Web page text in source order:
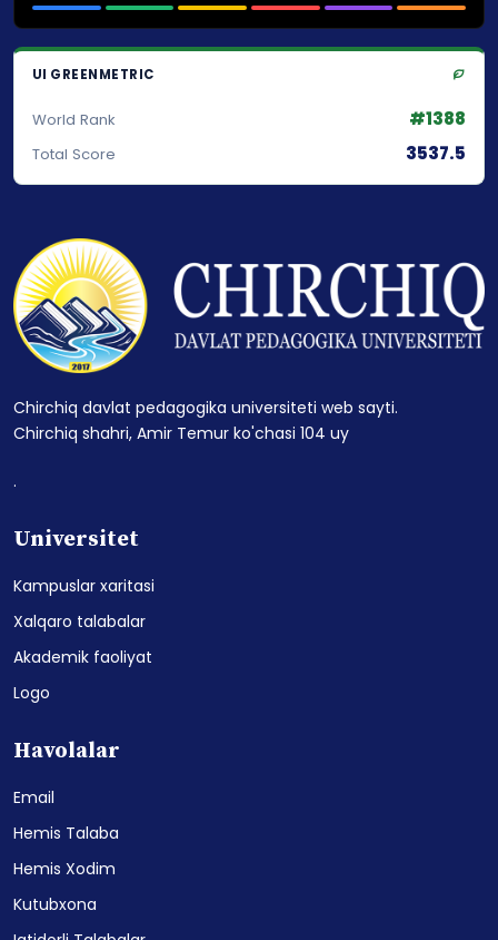
UI GREENMETRIC
World Rank #1388
Total Score 3537.5
Chirchiq davlat pedagogika universiteti web sayti.
Chirchiq shahri, Amir Temur ko'chasi 104 uy
.
Universitet
Kampuslar xaritasi
Xalqaro talabalar
Akademik faoliyat
Logo
Havolalar
Email
Hemis Talaba
Hemis Xodim
Kutubxona